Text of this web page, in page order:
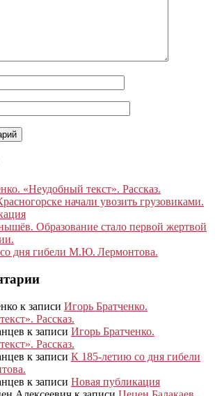
«Неудобный текст». Рассказ.
начали увозить грузовиками.
Образование стало первой жертвой
дня гибели М.Ю. Лермонтова.
к записи Игорь Братченко.
Рассказ.
к записи Игорь Братченко.
Рассказ.
к записи К 185‑летию со дня гибели
к записи Новая публикация